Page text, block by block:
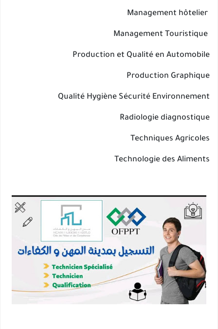
Touristique
Production et Qualité en Automobile
Production Graphique
Qualité Hygiène Sécurité Environnement
Radiologie diagnostique
Techniques Agricoles
Technologie des Aliments